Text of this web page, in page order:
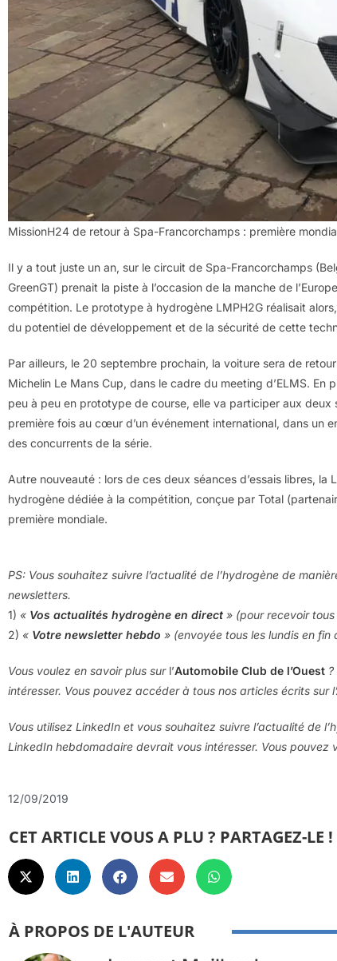
MissionH24 de retour à Spa-Francorchamps : première
Il y a tout juste un an, sur le circuit de Spa-Francorchamps
GreenGT) prenait la piste à l’occasion de la manche de
compétition. Le prototype à hydrogène LMPH2G réalisait
du potentiel de développement et de la sécurité de cette
Par ailleurs, le 20 septembre prochain, la voiture sera de
Michelin Le Mans Cup, dans le cadre du meeting d’ELMS. En
peu à peu en prototype de course, elle va participer aux deux
première fois au cœur d’un événement international, dans un
des concurrents de la série.
Autre nouveauté : lors de ces deux séances d’essais libres,
hydrogène dédiée à la compétition, conçue par Total
première mondiale.
PS: Vous souhaitez suivre l’actualité de l’hydrogène de
newsletters.
1) « Vos actualités hydrogène en direct » (pour recevoir
2) « Votre newsletter hebdo » (envoyée tous les lundis en fin
Vous voulez en savoir plus sur l’Automobile Club de l’Ouest
intéresser. Vous pouvez accéder à tous nos articles écrits sur
Vous utilisez LinkedIn et vous souhaitez suivre l’actualité de
LinkedIn hebdomadaire devrait vous intéresser. Vous pouvez
12/09/2019
CET ARTICLE VOUS A PLU ? PARTAGEZ-LE !
À PROPOS DE L'AUTEUR